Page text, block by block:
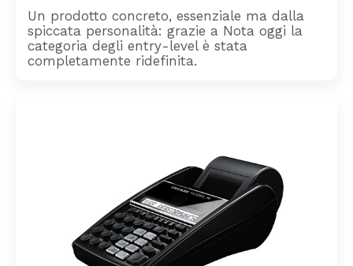
Un prodotto concreto, essenziale ma dalla
spiccata personalità: grazie a Nota oggi la
categoria degli entry-level è stata
completamente ridefinita.